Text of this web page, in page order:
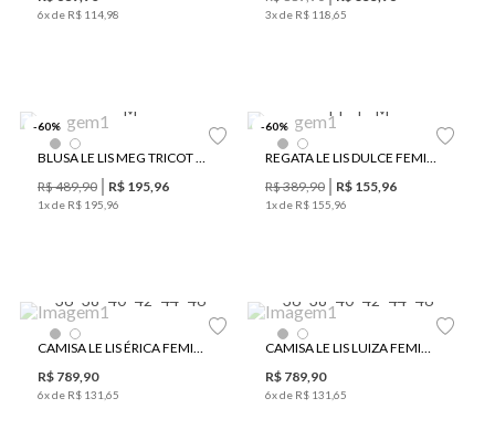
6x de R$ 114 98 3x de R$ 118 65
-60%
M
BLUSA LE LIS MEG TRICOT FEMININA
R$489,90 R$ 195 96
1x de R$ 195 96
-60%
PP P M
REGATA LE LIS DULCE FEMININA
R$389,90 R$ 155 96
1x de R$ 155 96
36 38 40 42 44 46
CAMISA LE LIS ÉRICA FEMININA
R$ 789 90
6x de R$ 131 65
36 38 40 42 44 46
CAMISA LE LIS LUIZA FEMININA
R$ 789 90
6x de R$ 131 65